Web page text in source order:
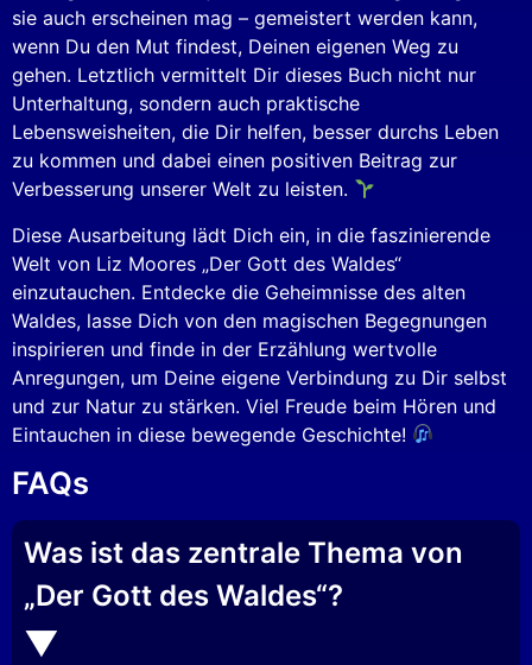
sie auch erscheinen mag – gemeistert werden kann,
wenn Du den Mut findest, Deinen eigenen Weg zu
gehen. Letztlich vermittelt Dir dieses Buch nicht nur
Unterhaltung, sondern auch praktische
Lebensweisheiten, die Dir helfen, besser durchs Leben
zu kommen und dabei einen positiven Beitrag zur
Verbesserung unserer Welt zu leisten.
Diese Ausarbeitung lädt Dich ein, in die faszinierende
Welt von Liz Moores „Der Gott des Waldes“
einzutauchen. Entdecke die Geheimnisse des alten
Waldes, lasse Dich von den magischen Begegnungen
inspirieren und finde in der Erzählung wertvolle
Anregungen, um Deine eigene Verbindung zu Dir selbst
und zur Natur zu stärken. Viel Freude beim Hören und
Eintauchen in diese bewegende Geschichte!
FAQs
Was ist das zentrale Thema von
„Der Gott des Waldes“?